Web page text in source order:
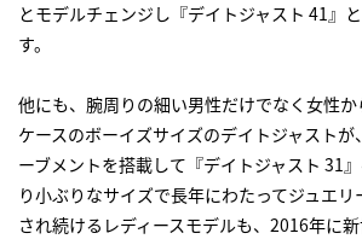
とモデルチェンジし『デイトジャスト 41』
す。
他にも、腕周りの細い男性だけでなく女性
ケースのボーイズサイズのデイトジャスト
ーブメントを搭載して『デイトジャスト 31
り小ぶりなサイズで長年にわたってジュエ
され続けるレディースモデルも、2016年に